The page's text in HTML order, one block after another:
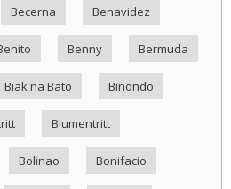
Becerna Benavidez
Benny Bermuda
Biak na Bato Binondo
Blumentritt
Bolinao Bonifacio